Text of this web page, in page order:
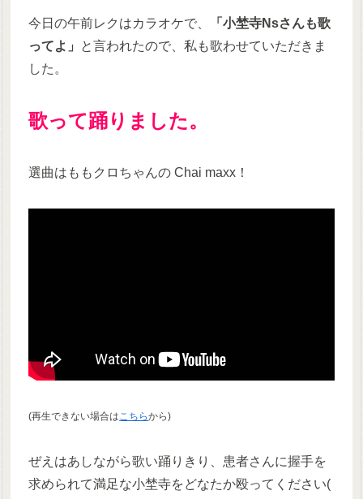
今日の午前レクはカラオケで、
「小埜寺Nsさんも歌
ってよ」
と言われたので、私も歌わせていただきま
した。
歌って踊りました。
選曲はももクロちゃんの Chai maxx！
(再生できない場合はこちらから)
ぜえはあしながら歌い踊りきり、患者さんに握手を
求められて満足な小埜寺をどなたか殴ってください(